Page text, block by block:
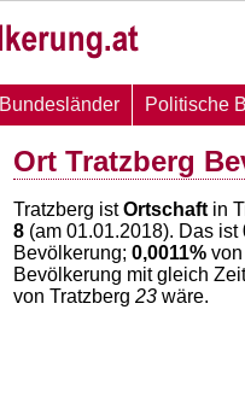
Bundesländer Politische
Ort Tratzberg
Tratzberg istOrtschaft in
8 (am 01.01.2018). Das ist
Bevölkerung; 0,0011% von
Bevölkerung mit gleich
von Tratzberg 23 wäre.